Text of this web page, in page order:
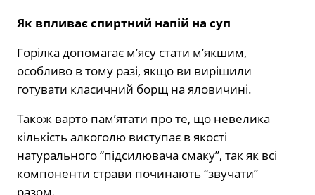
Як впливає спиртний напій на суп
Горілка допомагає м’ясу стати м’якшим,
особливо в тому разі, якщо ви вирішили
готувати класичний борщ на яловичині.
Також варто пам’ятати про те, що невелика
кількість алкоголю виступає в якості
натурального “підсилювача смаку”, так як всі
компоненти страви починають “звучати”